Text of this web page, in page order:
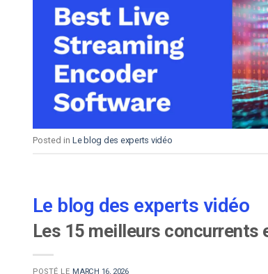
CMS vidéo
Posted in Le blog des experts vidéo
Le blog des experts vidéo
Les 15 meilleurs concurrents
POSTÉ LE MARCH 16, 2026